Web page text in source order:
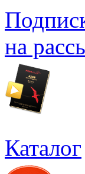
на
Каталог